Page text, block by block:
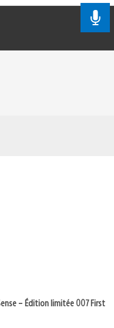
– Édition limitée 007 First